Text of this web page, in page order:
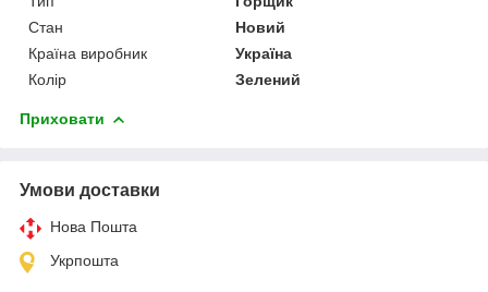
Стан
Новий
Країна виробник
Україна
Колір
Зелений
Приховати
Умови доставки
Нова Пошта
Укрпошта